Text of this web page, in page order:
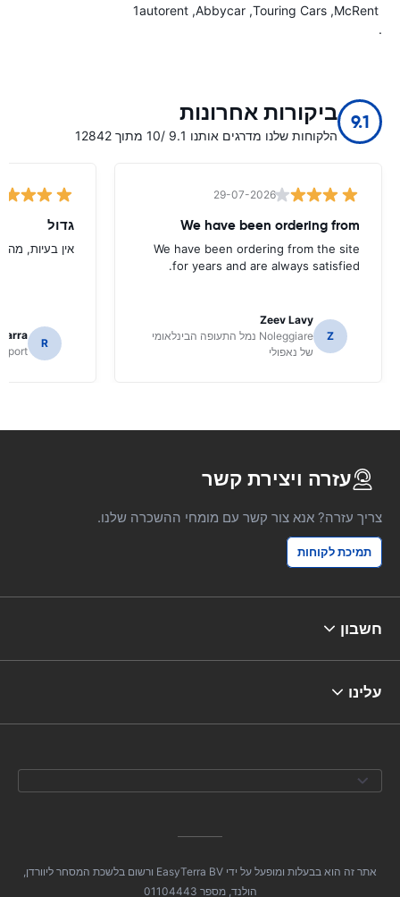
McRent
Touring Cars
Abbycar
1autorent
.
9.1 ביקורות אחרונות
הלקוחות שלנו מדרגים אותנו 9.1 /10 מתוך 12842
29-07-2026
We have been ordering from
We have been ordering from the site
for years and are always satisfied.
Z
Zeev Lavy
Noleggiare נמל התעופה הבינלאומי
של נאפולי
גדול
אין בעיות,
R
עזרה ויצירת קשר
צריך עזרה? אנא צור קשר עם מומחי ההשכרה שלנו.
תמיכת לקוחות
חשבון
עלינו
אתר זה הוא בבעלות ומופעל על ידי EasyTerra BV ורשום בלשכת המסחר ליוורדן,
הולנד, מספר 01104443